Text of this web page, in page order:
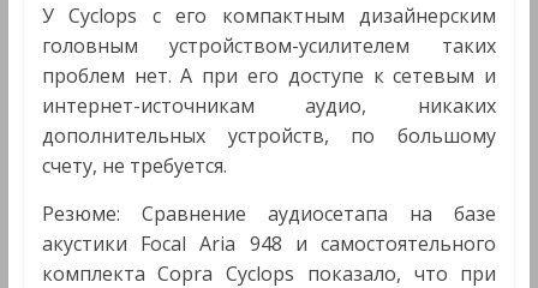
У Cyclops с его компактным дизайнерским
головным устройством-усилителем таких
проблем нет. А при его доступе к сетевым и
интернет-источникам аудио, никаких
дополнительных устройств, по большому
счету, не требуется.
Резюме: Сравнение аудиосетапа на базе
акустики Focal Aria 948 и самостоятельного
комплекта Copra Cyclops показало, что при